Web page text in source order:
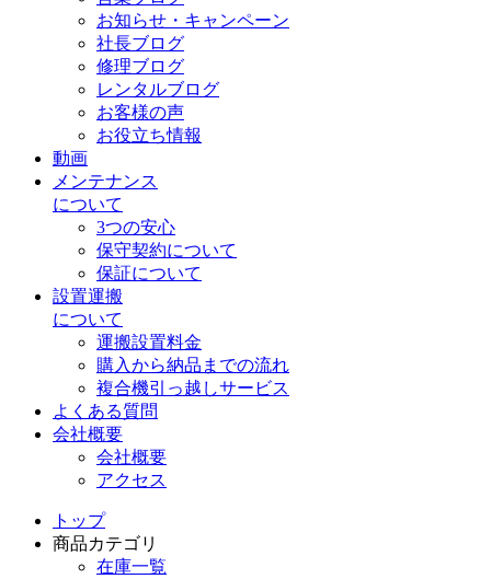
お知らせ・キャンペーン
社長ブログ
修理ブログ
レンタルブログ
お客様の声
お役立ち情報
動画
メンテナンス
について
3つの安心
保守契約について
保証について
設置運搬
について
運搬設置料金
購入から納品までの流れ
複合機引っ越しサービス
よくある質問
会社概要
会社概要
アクセス
トップ
商品カテゴリ
在庫一覧